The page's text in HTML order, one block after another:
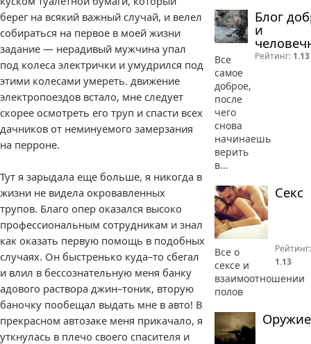
берег на всякий важный случай, и велел
собираться на первое в моей жизни
задание — нерадивый мужчина упал
под колеса электрички и умудрился под
этими колесами умереть. движение
электропоездов встало, мне следует
скорее осмотреть его труп и спасти всех
дачников от неминуемого замерзания
на перроне.
Тут я зарыдала еще больше, я никогда в
жизни не видела окровавленных
трупов. Благо опер оказался высоко
профессиональным сотрудникам и знал
как оказать первую помощь в подобных
случаях. Он быстренько куда–то сбегал
и влил в бессознательную меня банку
адового раствора джин–тоник, вторую
баночку пообещал выдать мне в авто! В
прекрасном автозаке меня прикачало, я
уткнулась в плечо своего спасителя и
Блог
и
Все
самое
доброе,
после
чего
снова
начинаешь
верить
в...
Рейтинг: 1.13
Секс
Все о
сексе и
взаимоотношении
полов
Рейтинг:
1.13
Оружие